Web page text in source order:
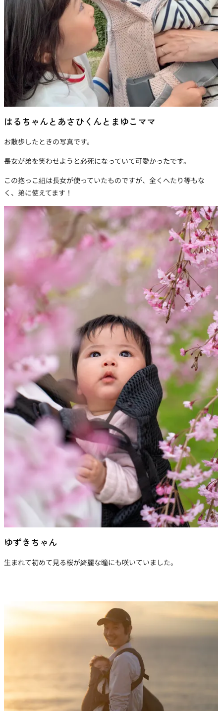
はるちゃんとあさひくんとまゆこママ
お散歩したときの写真です。
長女が弟を笑わせようと必死になっていて可愛かったです。
この抱っこ紐は長女が使っていたものですが、全くへたり等もな
く、弟に使えてます！
ゆずきちゃん
生まれて初めて見る桜が綺麗な瞳にも咲いていました。